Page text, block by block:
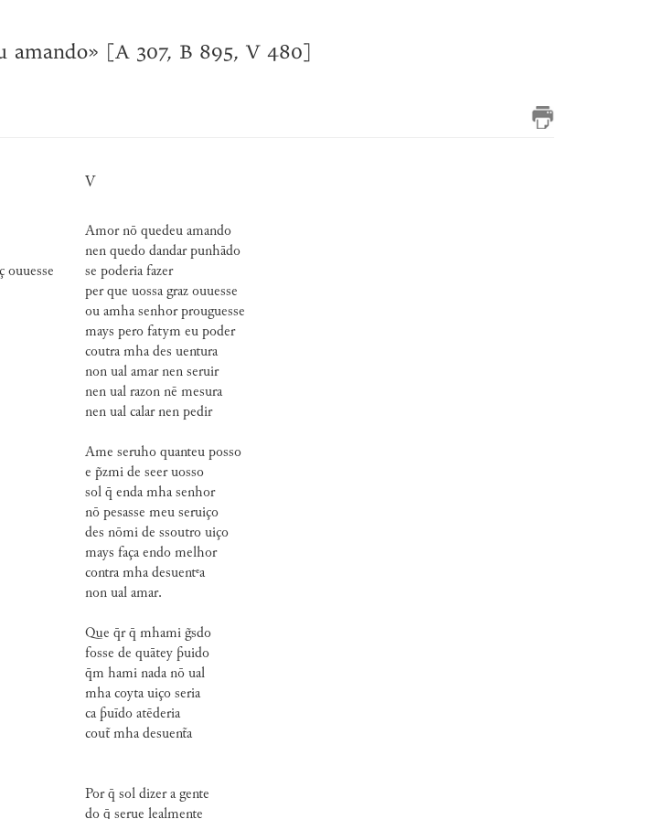
amando» [A 307, B 895, V 480]
ouuesse
V
Amor nō quedeu amando
nen quedo dandar punhādo
se poderia fazer
per que uossa graz ouuesse
ou amha senhor prouguesse
mays pero fatym eu poder
coutra mha des uentura
non ual amar nen seruir
nen ual razon nē mesura
nen ual calar nen pedir
Ame seruho quanteu posso
e p̃zmi de seer uosso
sol q̄ enda mha senhor
nō pesasse meu seruiço
des nōmi de ssoutro uiço
mays faça endo melhor
contra mha desuentᵉa
non ual amar.
Que q̄r q̄ mhami g̃sdo
fosse de quātey uido
q̄m hami nada nō ual
mha coyta uiço seria
ca uīdo atēderia
cout̃ mha desuent̃a
Por q̄ sol dizer a gente
do q̄ serue lealmente